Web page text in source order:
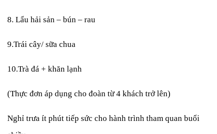
8. Lẩu hải sản – bún – rau
9.Trái cây/ sữa chua
10.Trà đá + khăn lạnh
(Thực đơn áp dụng cho đoàn từ 4 khách trở lên)
Nghỉ trưa ít phút tiếp sức cho hành trình tham quan buổi